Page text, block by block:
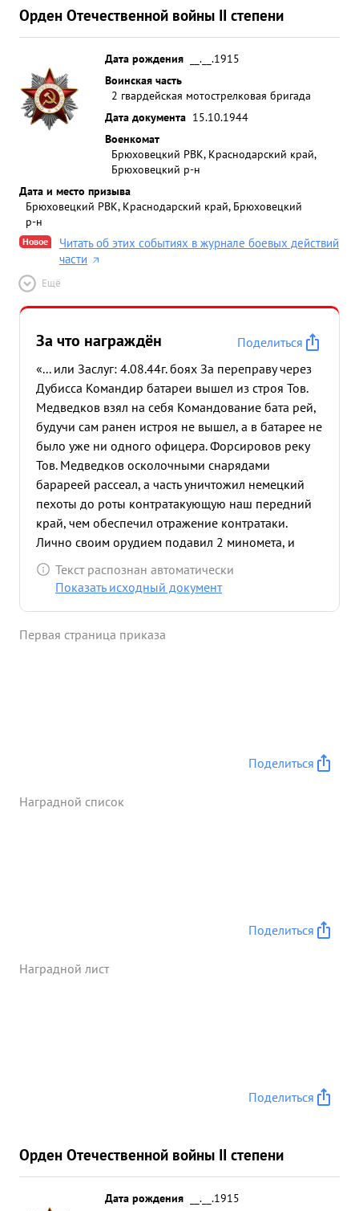
Орден Отечественной войны II степени
Дата рождения
__.__.1915
Воинская часть
2 гвардейская мотострелковая бригада
Дата документа 15.10.1944
Военкомат
Брюховецкий РВК, Краснодарский край,
Брюховецкий р-н
Дата и место призыва
Брюховецкий РВК, Краснодарский край, Брюховецкий
р-н
Новое
Читать об этих событиях в журнале боевых действий
части
Ещё
За что награждён
Поделиться
«... или Заслуг: 4.08.44г. боях За переправу через
Дубисса Командир батареи вышел из строя Тов.
Медведков взял на себя Командование бата рей,
будучи сам ранен истроя не вышел, а в батарее не
было уже ни одного офицера. Форсировов реку
Тов. Медведков осколочными снарядами
барареей рассеал, а часть уничтожил немецкий
пехоты до роты контратакующую наш передний
край, чем обеспечил отражение контратаки.
Лично своим орудием подавил 2 миномета, и
разбил одно орудие. При бомбежке погиб ...»
Текст распознан автоматически
Показать исходный документ
Первая страница приказа
Поделиться
Наградной список
Поделиться
Наградной лист
Поделиться
Орден Отечественной войны II степени
Дата рождения
__.__.1915